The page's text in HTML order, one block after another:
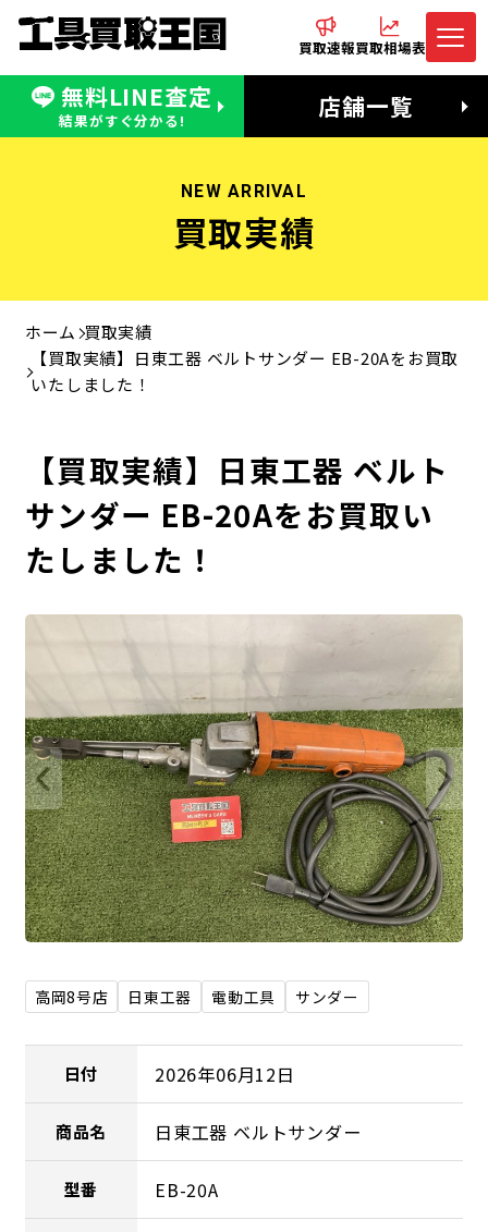
買取速報買取相場表
無料LINE査定
結果がすぐ分かる! 店舗一覧
無料LINE査定
受付：11:00〜19:00 木曜定休日
電話でお問合わせ
営業時間：11:00〜20:00
NEW ARRIVAL
買取実績
ホーム 買取実績
【買取実績】日東工器 ベルトサンダー EB-20Aをお買取
いたしました！
【買取実績】日東工器 ベルト
サンダー EB-20Aをお買取い
たしました！
高岡8号店 日東工器 電動工具 サンダー
日付 2026年06月12日
商品名 日東工器 ベルトサンダー
型番 EB-20A